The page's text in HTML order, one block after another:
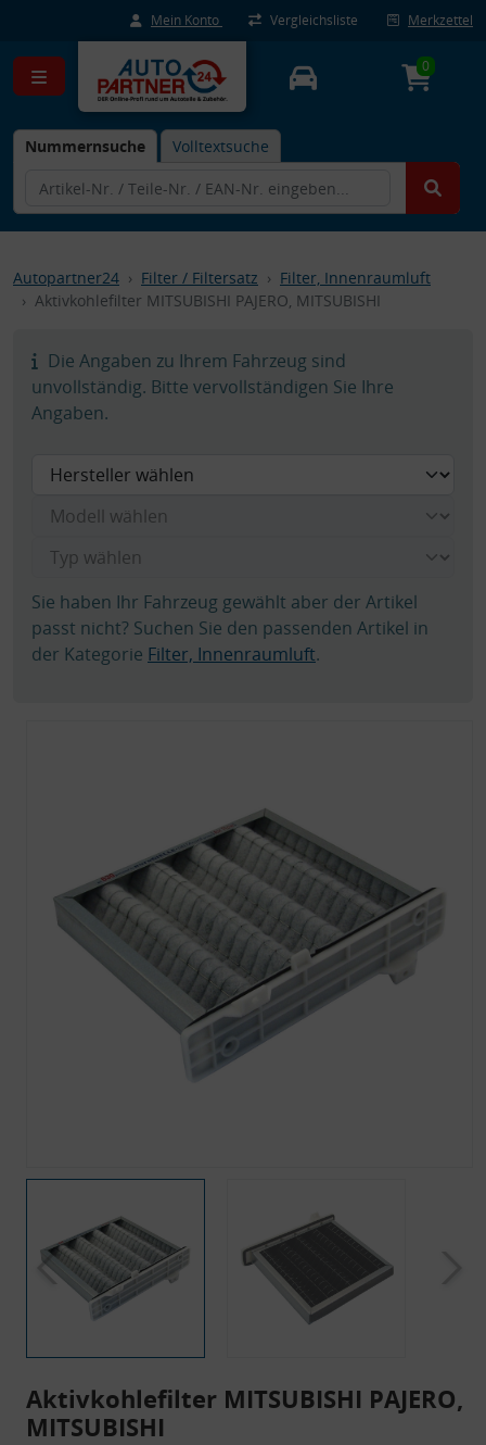
Mein Konto Vergleichsliste Merkzettel
Nummernsuche Volltextsuche
0
Autopartner24 Filter / Filtersatz
Filter, Innenraumluft
Aktivkohlefilter MITSUBISHI PAJERO, MITSUBISHI
Die Angaben zu Ihrem Fahrzeug sind
unvollständig. Bitte vervollständigen Sie Ihre
Angaben.
Sie haben Ihr Fahrzeug gewählt aber der Artikel
passt nicht? Suchen Sie den passenden Artikel in
der Kategorie Filter, Innenraumluft.
Aktivkohlefilter MITSUBISHI PAJERO,
MITSUBISHI